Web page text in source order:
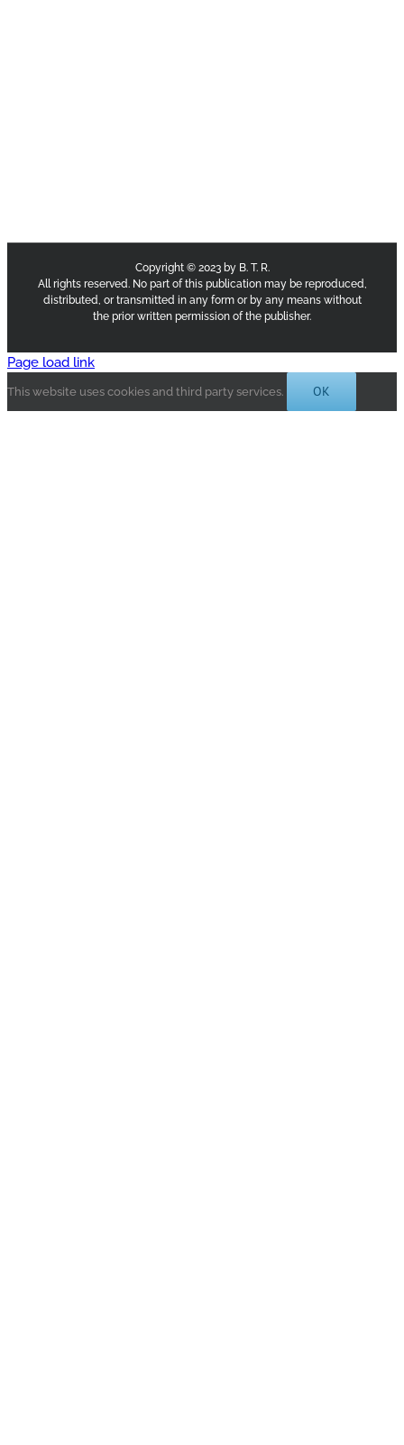
Copyright © 2023 by B. T. R.
All rights reserved. No part of this publication may be reproduced,
distributed, or transmitted in any form or by any means without
the prior written permission of the publisher.
Page load link
This website uses cookies and third party services. OK